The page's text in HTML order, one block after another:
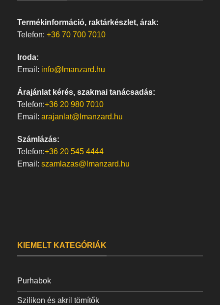
Termékinformáció, raktárkészlet, árak:
Telefon: +36 70 700 7010
Iroda:
Email: info@lmanzard.hu
Árajánlat kérés, szakmai tanácsadás:
Telefon:+36 20 980 7010
Email: arajanlat@lmanzard.hu
Számlázás:
Telefon:+36 20 545 4444
Email: szamlazas@lmanzard.hu
KIEMELT KATEGÓRIÁK
Purhabok
Szilikon és akril tömítők